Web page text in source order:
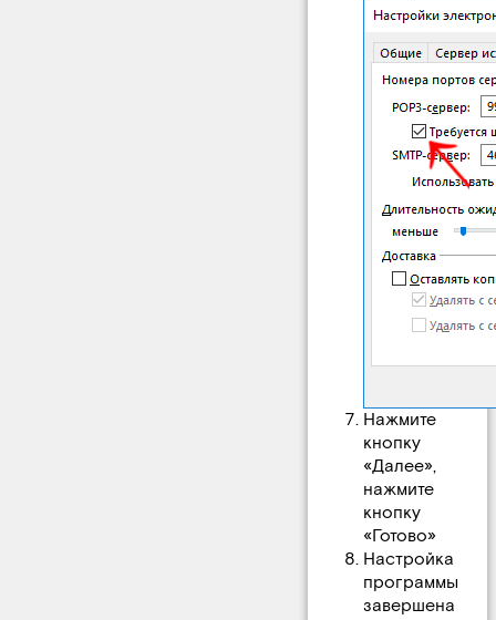
Нажмите
кнопку
«Далее»,
нажмите
кнопку
«Готово»
Настройка
программы
завершена